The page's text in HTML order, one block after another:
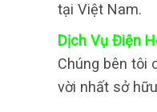
tại Việt Nam.
Dịch Vụ Điện
Chúng bên tôi
vời nhất sở